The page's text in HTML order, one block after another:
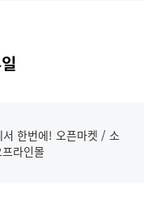
한번에! 오픈마켓 / 소
라인몰